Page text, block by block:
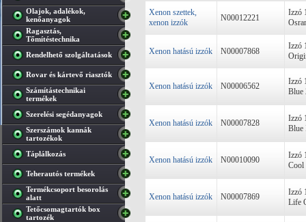
Olajok, adalékok,
kenőanyagok
Ragasztás,
Tőmítéstechnika
Rendelhető szolgáltatások
Rovar és kártevő riasztók
Számítástechnikai
termékek
Szerelési segédanyagok
Szerszámok kannák
tartozékok
Táplálkozás
Teherautós termékek
Termékcsoport besorolás
alatt
Tetőcsomagtartók box
tartozék
Xenon szettek,
xenon izzók
N00012221
Izzó
Xenon hatású izzók N00007868
Izzó
Xenon hatású izzók N00006562
Izzó
Blue
Xenon hatású izzók N00007828
Izzó
Blue
Xenon hatású izzók N00010090
Izzó
Cool
Xenon hatású izzók N00007869
Izzó
Life